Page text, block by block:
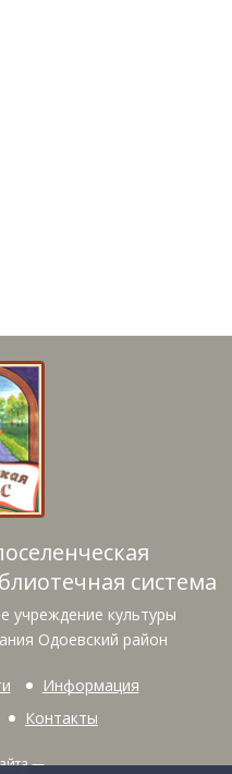
система
учреждение культуры
Одоевский район
Информация
Контакты
—